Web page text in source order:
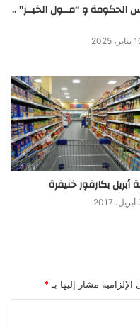
الحكومة و “مــول الخبــز” ..
2025
أبريل بكارفور خنيفرة
الإلزامية مشار إليها بـ *